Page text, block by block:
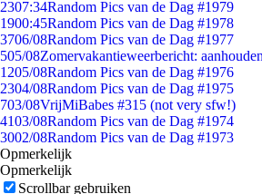
2307:34Random Pics van de Dag #1979
1900:45Random Pics van de Dag #1978
3706/08Random Pics van de Dag #1977
505/08Zomervakantieweerbericht:
1205/08Random Pics van de Dag #1976
2304/08Random Pics van de Dag #1975
703/08VrijMiBabes #315 (not very sfw!)
4103/08Random Pics van de Dag #1974
3002/08Random Pics van de Dag #1973
Opmerkelijk
Opmerkelijk
Scrollbar gebruiken